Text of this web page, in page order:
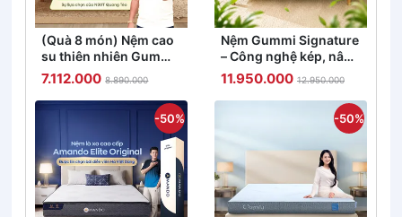
(Quà 8 món) Nệm cao
su thiên nhiên Gummi
Classic thế hệ mới dày
5/10/15cm
7.112.000 8.890.000
Nệm Gummi Signature
– Công nghệ kép, nâng
đỡ vượt trội, kháng
khuẩn tối đa
11.950.000 12.950.000
-50% -50%